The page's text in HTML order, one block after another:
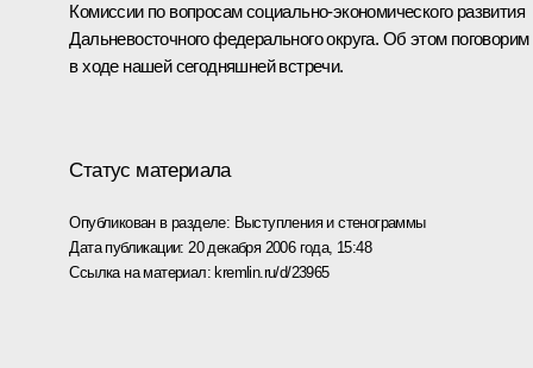
Комиссии по вопросам социально-экономического развития
Дальневосточного федерального округа. Об этом поговорим
в ходе нашей сегодняшней встречи.
Статус материала
Опубликован в разделе: Выступления и стенограммы
Дата публикации: 20 декабря 2006 года, 15:48
Ссылка на материал:kremlin.ru/d/23965